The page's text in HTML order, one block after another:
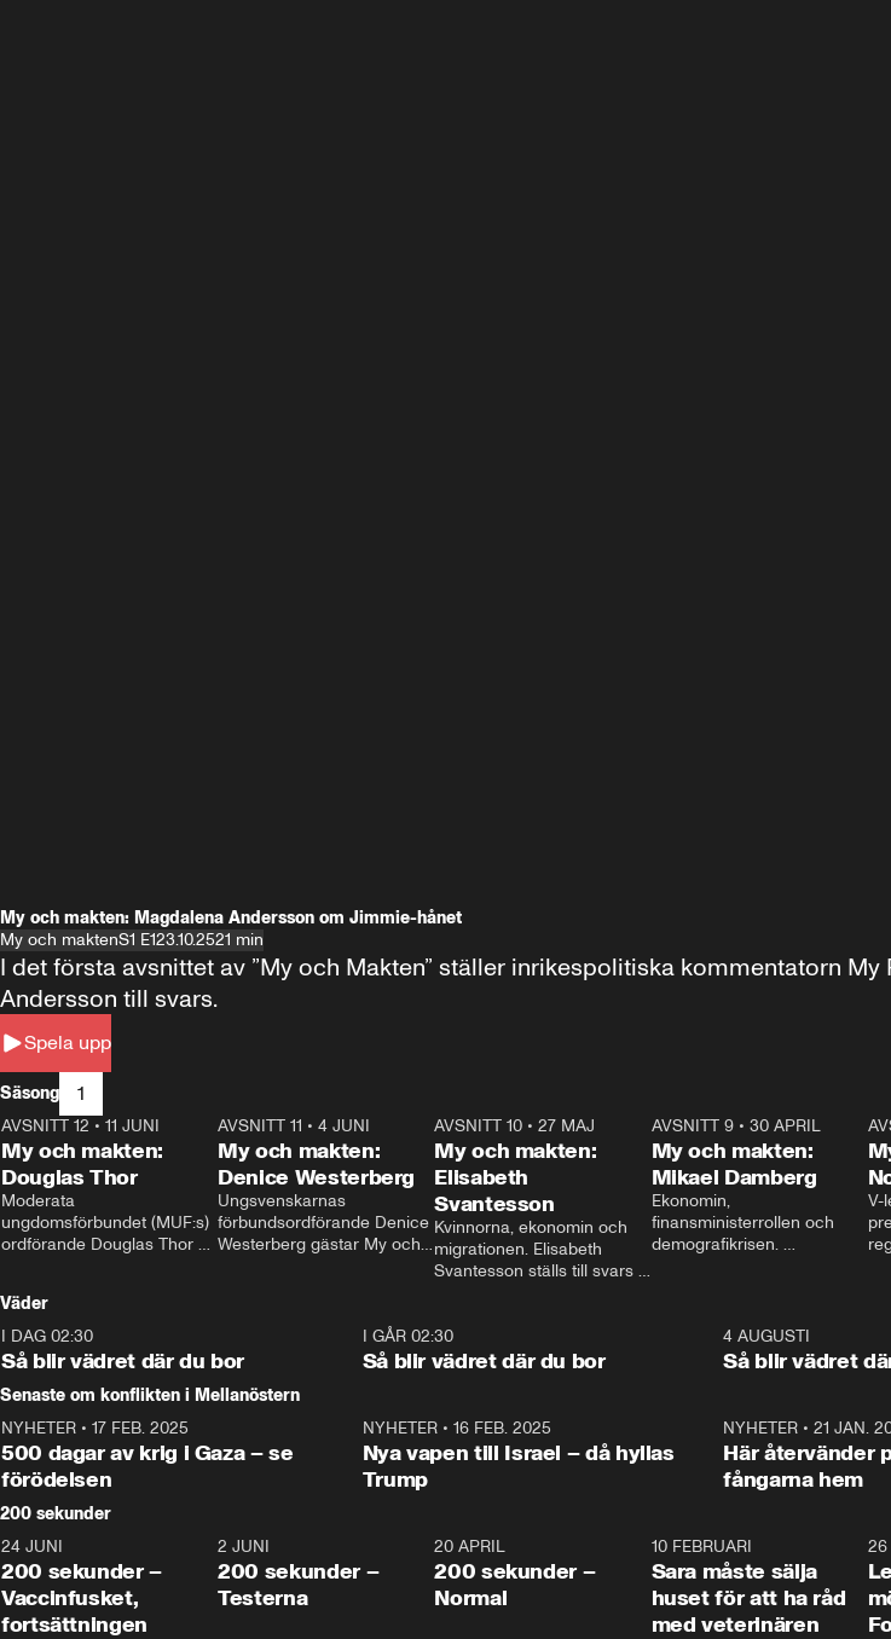
My och makten: Magdalena Andersson om Jimmie-hånet
My och maktenS1 E123.10.2521 min
Spela upp
I det första avsnittet av ”My och Makten” ställer inrikespolitiska kommentatorn
Andersson till svars.
Säsong 1
26:27
AVSNITT 12 • 11 JUNI
My och makten:
Douglas Thor
Moderata
ungdomsförbundet (MUF:s)
ordförande Douglas Thor
tonårsutvisningarna och hur
Moderaterna ska locka
väljare till valet i höst.
23:40
AVSNITT 11 •4 JUNI
My och makten:
Denice Westerberg
Ungsvenskarnas
förbundsordförande Denice
Westerberg gästar My och
AVSNITT 10 •27 MAJ
My och makten:
Elisabeth
Svantesson
Kvinnorna, ekonomin och
migrationen. Elisabeth
Svantesson ställs till svars
AVSNITT 9• 30 APRIL
My och makten:
Mikael Damberg
Ekonomin,
finansministerrollen och
demografikrisen.
och Makten.
V-
–
Väder
I DAG 02:30
Så blir vädret där du bor
1:06
I GÅR 02:30
Så blir vädret där du bor
4 AUGUSTI
Så blir vädret
Senaste om konflikten i Mellanöstern
NYHETER • 17 FEB. 2025
500 dagar av krig i Gaza – se
förödelsen
NYHETER• 16 FEB. 2025
Nya vapen till Israel – då hyllas
Trump
NYHETER •21 JAN.
Här återvänder
fångarna hem
200 sekunder
5:00
24 JUNI
200 sekunder –
Vaccinfusket,
fortsättningen
4:23
2 JUNI
200 sekunder –
Testerna
20 APRIL
200 sekunder –
Normal
10 FEBRUARI
Sara måste sälja
huset för att ha råd
med veterinären
26